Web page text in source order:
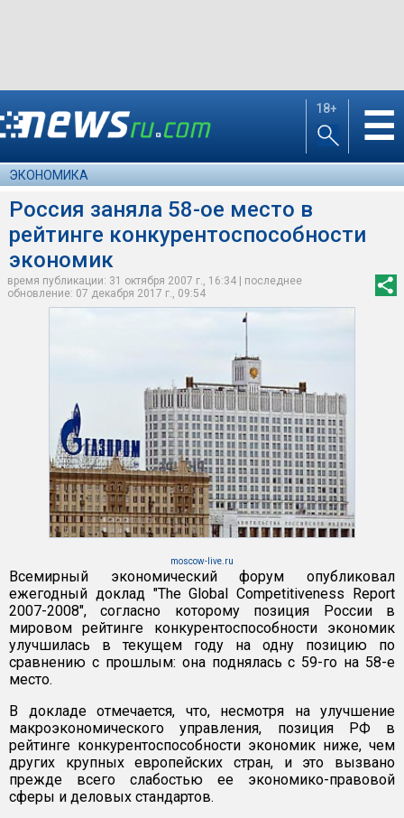
18+ ☰
ЭКОНОМИКА
Россия заняла 58-ое место в
рейтинге конкурентоспособности
экономик
время публикации: 31 октября 2007 г., 16:34 | последнее
обновление: 07 декабря 2017 г., 09:54
moscow-live.ru
Всемирный экономический форум опубликовал
ежегодный доклад "The Global Competitiveness Report
2007-2008", согласно которому позиция России в
мировом рейтинге конкурентоспособности экономик
улучшилась в текущем году на одну позицию по
сравнению с прошлым: она поднялась с 59-го на 58-е
место.
В докладе отмечается, что, несмотря на улучшение
макроэкономического управления, позиция РФ в
рейтинге конкурентоспособности экономик ниже, чем
других крупных европейских стран, и это вызвано
прежде всего слабостью ее экономико-правовой
сферы и деловых стандартов.